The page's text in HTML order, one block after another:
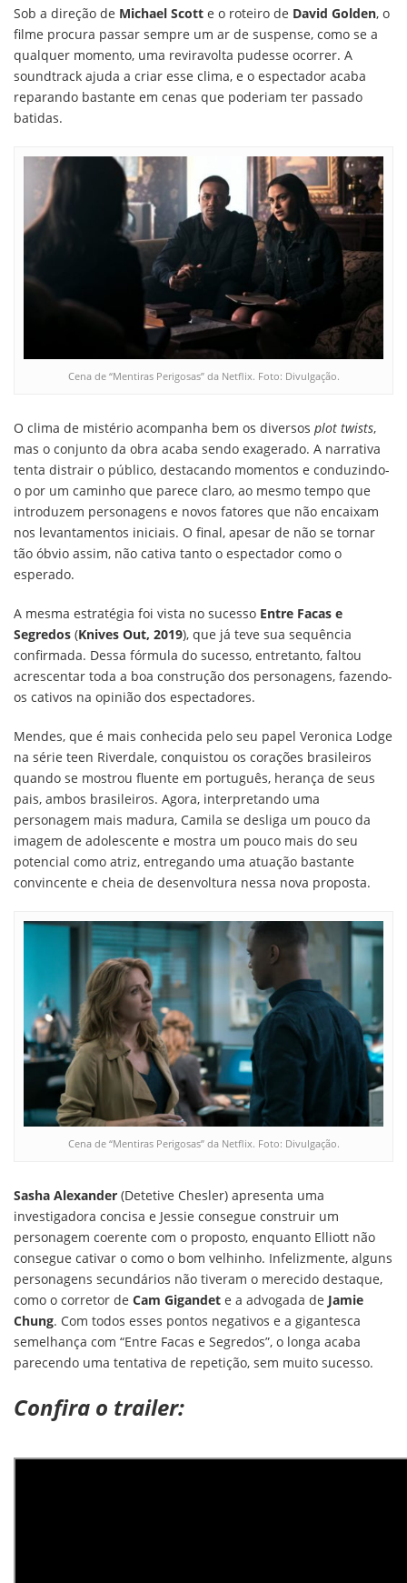
Sob a direção de Michael Scott e o roteiro de David Golden, o
filme procura passar sempre um ar de suspense, como se a
qualquer momento, uma reviravolta pudesse ocorrer. A
soundtrack ajuda a criar esse clima, e o espectador acaba
reparando bastante em cenas que poderiam ter passado
batidas.
Cena de “Mentiras Perigosas” da Netflix. Foto: Divulgação.
O clima de mistério acompanha bem os diversos plot twists,
mas o conjunto da obra acaba sendo exagerado. A narrativa
tenta distrair o público, destacando momentos e conduzindo-
o por um caminho que parece claro, ao mesmo tempo que
introduzem personagens e novos fatores que não encaixam
nos levantamentos iniciais. O final, apesar de não se tornar
tão óbvio assim, não cativa tanto o espectador como o
esperado.
A mesma estratégia foi vista no sucesso Entre Facas e
Segredos (Knives Out, 2019), que já teve sua sequência
confirmada. Dessa fórmula do sucesso, entretanto, faltou
acrescentar toda a boa construção dos personagens, fazendo-
os cativos na opinião dos espectadores.
Mendes, que é mais conhecida pelo seu papel Veronica Lodge
na série teen Riverdale, conquistou os corações brasileiros
quando se mostrou fluente em português, herança de seus
pais, ambos brasileiros. Agora, interpretando uma
personagem mais madura, Camila se desliga um pouco da
imagem de adolescente e mostra um pouco mais do seu
potencial como atriz, entregando uma atuação bastante
convincente e cheia de desenvoltura nessa nova proposta.
Cena de “Mentiras Perigosas” da Netflix. Foto: Divulgação.
Sasha Alexander (Detetive Chesler) apresenta uma
investigadora concisa e Jessie consegue construir um
personagem coerente com o proposto, enquanto Elliott não
consegue cativar o como o bom velhinho. Infelizmente, alguns
personagens secundários não tiveram o merecido destaque,
como o corretor de Cam Gigandet e a advogada de Jamie
Chung. Com todos esses pontos negativos e a gigantesca
semelhança com “Entre Facas e Segredos”, o longa acaba
parecendo uma tentativa de repetição, sem muito sucesso.
Confira o trailer: